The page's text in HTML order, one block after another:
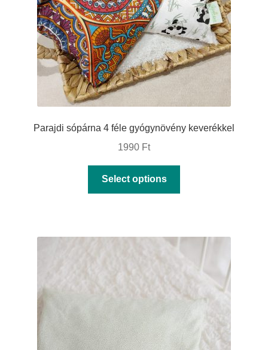
Parajdi sópárna 4 féle gyógynövény keverékkel
1990 Ft
Select options
variants.
options
chosen
on